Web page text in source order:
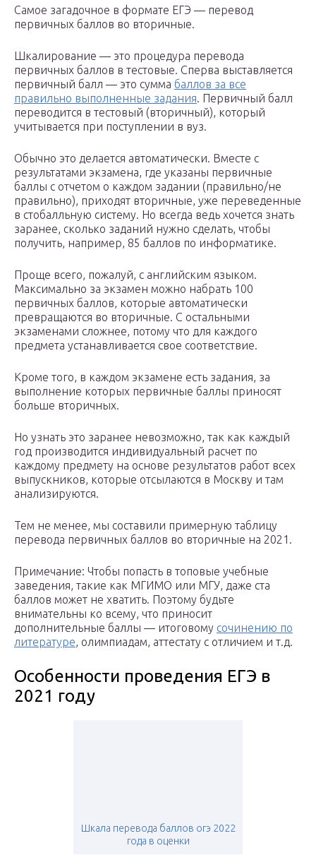
Самое загадочное в формате ЕГЭ — перевод
первичных баллов во вторичные.
Шкалирование — это процедура перевода
первичных баллов в тестовые. Сперва выставляется
первичный балл — это сумма баллов за все
правильно выполненные задания. Первичный балл
переводится в тестовый (вторичный), который
учитывается при поступлении в вуз.
Обычно это делается автоматически. Вместе с
результатами экзамена, где указаны первичные
баллы с отчетом о каждом задании (правильно/не
правильно), приходят вторичные, уже переведенные
в стобалльную систему. Но всегда ведь хочется знать
заранее, сколько заданий нужно сделать, чтобы
получить, например, 85 баллов по информатике.
Проще всего, пожалуй, с английским языком.
Максимально за экзамен можно набрать 100
первичных баллов, которые автоматически
превращаются во вторичные. С остальными
экзаменами сложнее, потому что для каждого
предмета устанавливается свое соответствие.
Кроме того, в каждом экзамене есть задания, за
выполнение которых первичные баллы приносят
больше вторичных.
Но узнать это заранее невозможно, так как каждый
год производится индивидуальный расчет по
каждому предмету на основе результатов работ всех
выпускников, которые отсылаются в Москву и там
анализируются.
Тем не менее, мы составили примерную таблицу
перевода первичных баллов во вторичные на 2021.
Примечание: Чтобы попасть в топовые учебные
заведения, такие как МГИМО или МГУ, даже ста
баллов может не хватить. Поэтому будьте
внимательны ко всему, что приносит
дополнительные баллы — итоговому сочинению по
литературе, олимпиадам, аттестату с отличием и т.д.
Особенности проведения ЕГЭ в
2021 году
Шкала перевода баллов огэ 2022
года в оценки